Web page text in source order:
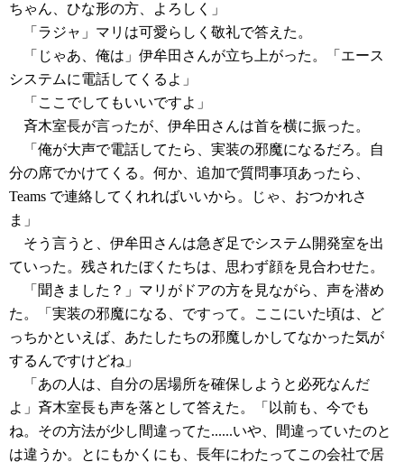
ちゃん、ひな形の方、よろしく」
「ラジャ」マリは可愛らしく敬礼で答えた。
「じゃあ、俺は」伊牟田さんが立ち上がった。「エース
システムに電話してくるよ」
「ここでしてもいいですよ」
斉木室長が言ったが、伊牟田さんは首を横に振った。
「俺が大声で電話してたら、実装の邪魔になるだろ。自
分の席でかけてくる。何か、追加で質問事項あったら、
Teams で連絡してくれればいいから。じゃ、おつかれさ
ま」
そう言うと、伊牟田さんは急ぎ足でシステム開発室を出
ていった。残されたぼくたちは、思わず顔を見合わせた。
「聞きました？」マリがドアの方を見ながら、声を潜め
た。「実装の邪魔になる、ですって。ここにいた頃は、ど
っちかといえば、あたしたちの邪魔しかしてなかった気が
するんですけどね」
「あの人は、自分の居場所を確保しようと必死なんだ
よ」斉木室長も声を落として答えた。「以前も、今でも
ね。その方法が少し間違ってた......いや、間違っていたのと
は違うか。とにもかくにも、長年にわたってこの会社で居